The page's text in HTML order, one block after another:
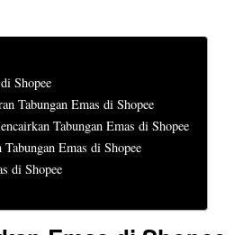
Shopee
Tabungan Emas di Shopee
Tabungan Emas di Shopee
Emas di Shopee
di Shopee